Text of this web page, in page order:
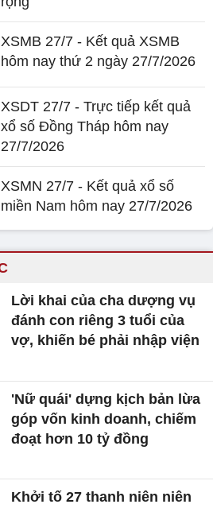
XSMB 27/7 - Kết quả XSMB
hôm nay thứ 2 ngày 27/7/2026
XSDT 27/7 - Trực tiếp kết quả
xổ số Đồng Tháp hôm nay
27/7/2026
XSMN 27/7 - Kết quả xổ số
miền Nam hôm nay 27/7/2026
Lời khai của cha dượng vụ
đánh con riêng 3 tuổi của
vợ, khiến bé phải nhập viện
'Nữ quái' dựng kịch bản lừa
góp vốn kinh doanh, chiếm
đoạt hơn 10 tỷ đồng
Khởi tố 27 thanh niên niên